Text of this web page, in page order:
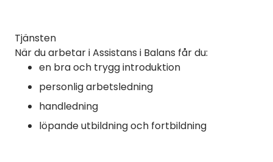
Tjänsten
När du arbetar i Assistans i Balans får du:
en bra och trygg introduktion
personlig arbetsledning
handledning
löpande utbildning och fortbildning